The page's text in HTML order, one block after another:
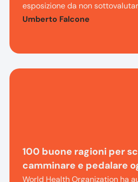
esposizione da non
Umberto Falcone
100 buone ragioni per
camminare e pedalare
World Health Organization ha